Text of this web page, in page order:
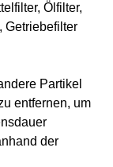
Ölfilter,
Getriebefilter
Partikel
entfernen, um
der